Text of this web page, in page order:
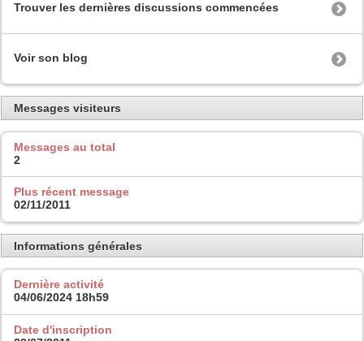
Trouver les dernières discussions commencées
Voir son blog
Messages visiteurs
Messages au total
2
Plus récent message
02/11/2011
Informations générales
Dernière activité
04/06/2024 18h59
Date d'inscription